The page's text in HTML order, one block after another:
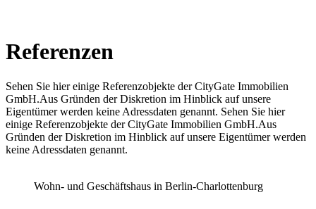
Referenzen
Sehen Sie hier einige Referenzobjekte der CityGate Immobilien
GmbH.Aus Gründen der Diskretion im Hinblick auf unsere
Eigentümer werden keine Adressdaten genannt. Sehen Sie hier
einige Referenzobjekte der CityGate Immobilien GmbH.Aus
Gründen der Diskretion im Hinblick auf unsere Eigentümer werden
keine Adressdaten genannt.
Wohn- und Geschäftshaus in Berlin-Charlottenburg